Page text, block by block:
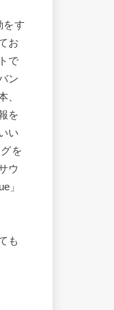
をす
お
で
ン
、
を
い
を
ウ
」
も